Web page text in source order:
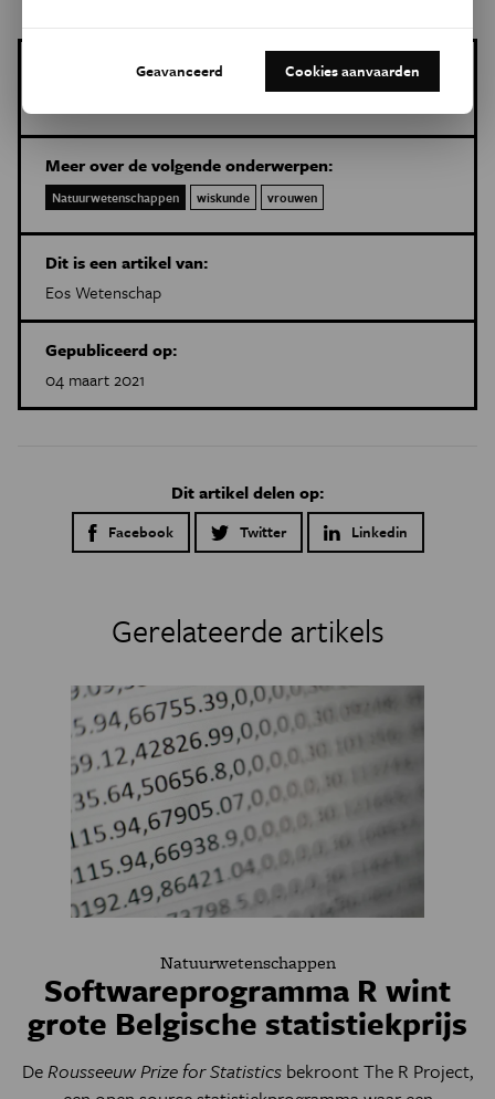
Ann Dooms
Meer artikels van deze auteur
Meer over de volgende onderwerpen:
Natuurwetenschappen wiskunde vrouwen
Dit is een artikel van:
Eos Wetenschap
Gepubliceerd op:
04 maart 2021
Dit artikel delen op:
Facebook Twitter Linkedin
Gerelateerde artikels
Natuurwetenschappen
Softwareprogramma R wint
grote Belgische statistiekprijs
DeRousseeuw Prize for Statistics bekroont The R Project,
Geavanceerd Cookies aanvaarden